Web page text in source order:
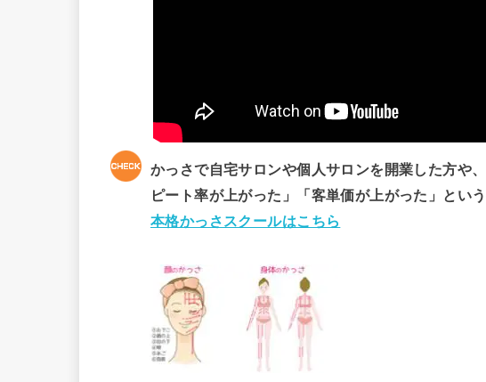
かっさで自宅サロンや個人サロンを開業した方や
ピート率が上がった」「客単価が上がった」とい
本格かっさスクールはこちら